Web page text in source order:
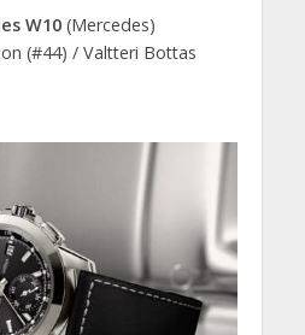
W10(Mercedes)
(#44) / Valtteri Bottas